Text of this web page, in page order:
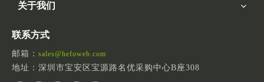
关于我们
联系方式
邮箱： sales@hefoweb.com
地址：深圳市宝安区宝源路名优采购中心B座308